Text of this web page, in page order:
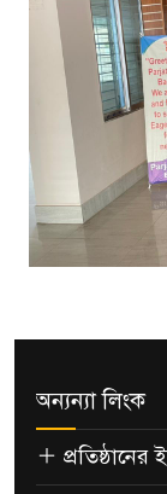
অন্যন্যা লিংক
প্রতিষ্ঠানের